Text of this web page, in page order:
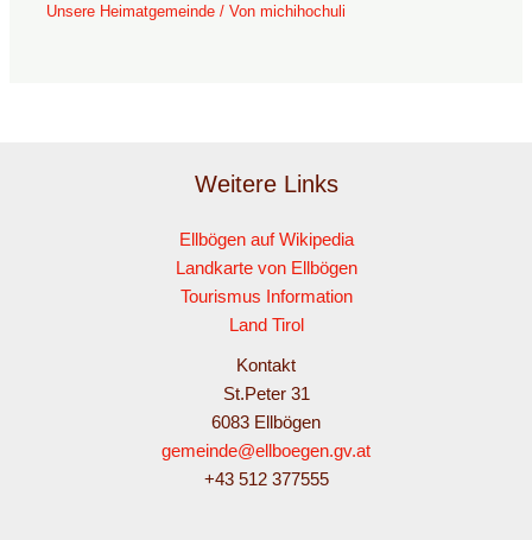
Unsere Heimatgemeinde / Vonmichihochuli
Weitere Links
Ellbögen auf Wikipedia
Landkarte von Ellbögen
Tourismus Information
Land Tirol
Kontakt
St.Peter 31
6083 Ellbögen
gemeinde@ellboegen.gv.at
+43 512 377555